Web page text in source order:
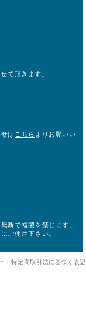
て頂きます。
は こちら よりお願いい
断で複製を禁じます。
ご使用下さい。
|特定商取引法に基づく表記